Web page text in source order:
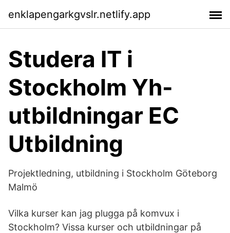
enklapengarkgvslr.netlify.app
Studera IT i
Stockholm Yh-
utbildningar EC
Utbildning
Projektledning, utbildning i Stockholm Göteborg
Malmö
Vilka kurser kan jag plugga på komvux i
Stockholm? Vissa kurser och utbildningar på